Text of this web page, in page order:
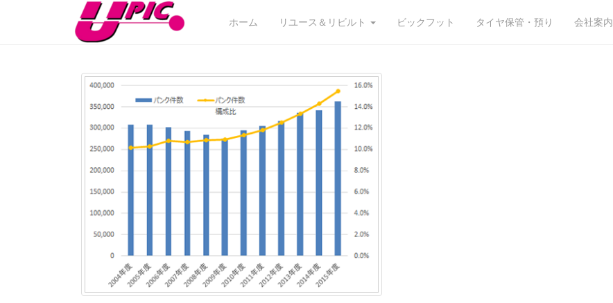
ホーム リユース＆リビルト ビックフット タイヤ保管・預り 会社案内